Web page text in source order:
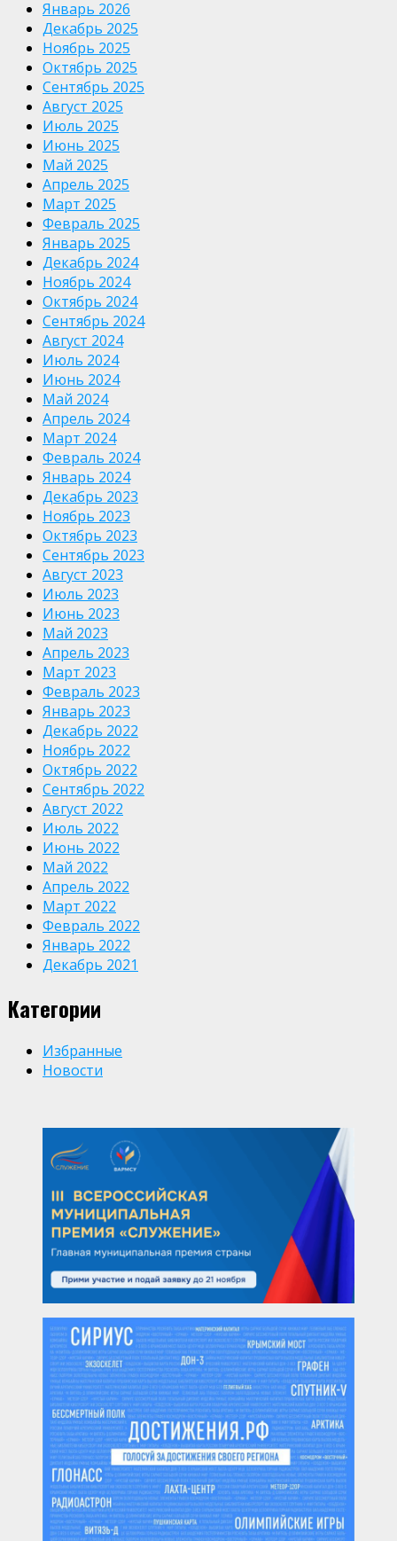
Январь 2026
Декабрь 2025
Ноябрь 2025
Октябрь 2025
Сентябрь 2025
Август 2025
Июль 2025
Июнь 2025
Май 2025
Апрель 2025
Март 2025
Февраль 2025
Январь 2025
Декабрь 2024
Ноябрь 2024
Октябрь 2024
Сентябрь 2024
Август 2024
Июль 2024
Июнь 2024
Май 2024
Апрель 2024
Март 2024
Февраль 2024
Январь 2024
Декабрь 2023
Ноябрь 2023
Октябрь 2023
Сентябрь 2023
Август 2023
Июль 2023
Июнь 2023
Май 2023
Апрель 2023
Март 2023
Февраль 2023
Январь 2023
Декабрь 2022
Ноябрь 2022
Октябрь 2022
Сентябрь 2022
Август 2022
Июль 2022
Июнь 2022
Май 2022
Апрель 2022
Март 2022
Февраль 2022
Январь 2022
Декабрь 2021
Категории
Избранные
Новости